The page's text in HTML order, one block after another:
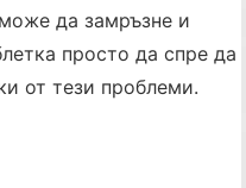
да замръзне и
просто да спре да
от тези проблеми.